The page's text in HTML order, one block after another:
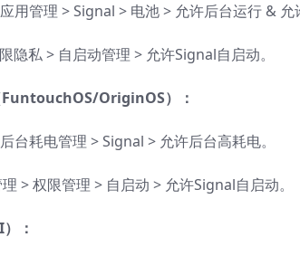
用管理 > Signal > 电池 > 允许后台运行 & 允
隐私 > 自启动管理 > 允许Signal自启动。
OriginOS）：
台耗电管理 > Signal > 允许后台高耗电。
> 权限管理 > 自启动 > 允许Signal自启动。
：